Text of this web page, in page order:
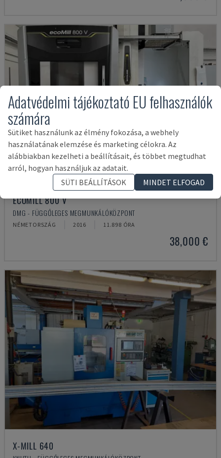
ECOMILL 800 V
DMG - FÜGGŐLEGES MEGMUNKÁLÓKÖZPONT
NÉMETORSZÁG 2016 11.898 ÓRA
38,000 €
X-MILL 640
Adatvédelmi tájékoztató EU felhasználók
számára
Sütiket használunk az élmény fokozása, a webhely
használatának elemzése és marketing célokra. Az
alábbiakban kezelheti a beállításait, és többet megtudhat
arról, hogyan használjuk az adatait.
SÜTI BEÁLLÍTÁSOK
MINDET ELFOGAD